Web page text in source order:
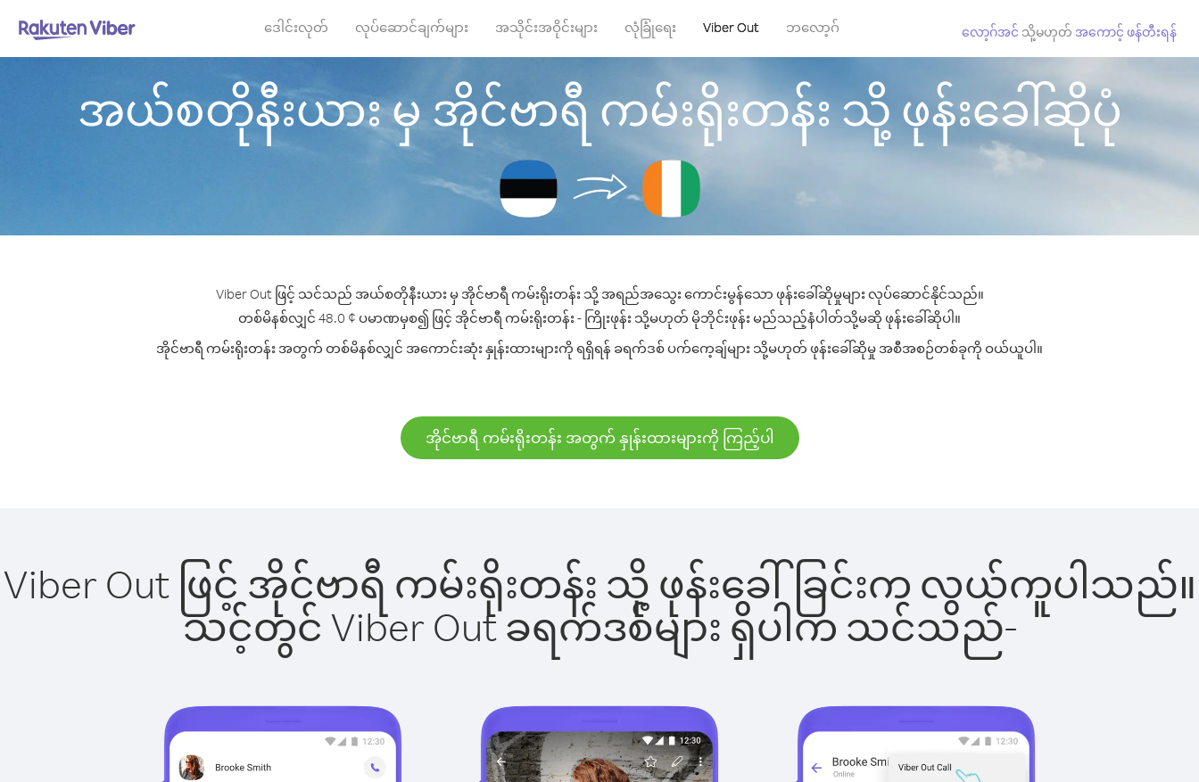
ဒေါင်းလုတ် လုပ်ဆောင်ချက်များ အသိုင်းအဝိုင်းများ လုံခြုံရေး Viber Out ဘလော့ဂ် လော့ဂ်အင် သို့မဟုတ် အကောင့် ဖန်တီးရန်
အယ်စတိုနီးယား မှ အိုင်ဗာရီ ကမ်းရိုးတန်း သို့ ဖုန်းခေါ်ဆိုပုံ
Viber Out ဖြင့် သင်သည် အယ်စတိုနီးယား မှ အိုင်ဗာရီ ကမ်းရိုးတန်း သို့ အရည်အသွေး ကောင်းမွန်သော ဖုန်းခေါ်ဆိုမှုများ လုပ်ဆောင်နိုင်သည်။
တစ်မိနစ်လျှင် 48.0 ¢ ပမာဏမှစ၍ ဖြင့် အိုင်ဗာရီ ကမ်းရိုးတန်း - ကြိုးဖုန်း သို့မဟုတ် မိုဘိုင်းဖုန်း မည်သည့်နံပါတ်သို့မဆို ဖုန်းခေါ်ဆိုပါ။
အိုင်ဗာရီ ကမ်းရိုးတန်း အတွက် တစ်မိနစ်လျှင် အကောင်းဆုံး နှုန်းထားများကို ရရှိရန် ခရက်ဒစ် ပက်ကေ့ချ်များ သို့မဟုတ် ဖုန်းခေါ်ဆိုမှု အစီအစဉ်တစ်ခုကို ဝယ်ယူပါ။
အိုင်ဗာရီ ကမ်းရိုးတန်း အတွက် နှုန်းထားများကို ကြည့်ပါ
Viber Out ဖြင့် အိုင်ဗာရီ ကမ်းရိုးတန်း သို့ ဖုန်းခေါ်ခြင်းက လွယ်ကူပါသည်။
သင့်တွင် Viber Out ခရက်ဒစ်များ ရှိပါက သင်သည်-